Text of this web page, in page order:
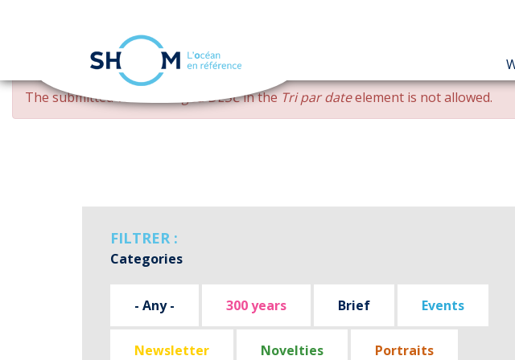
Skip
main
ERROR
MESSAGE
The submitted value changed DESCin theTri par dateelement is not allowed.
FILTRER :
Categories
- Any - 300 years Brief Events
Newsletter Novelties Portraits